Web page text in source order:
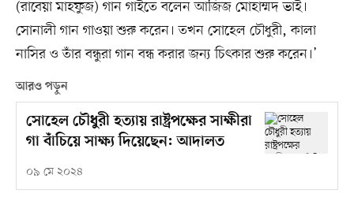
(রাবেয়া মাহফুজ) গান গাইতে বলেন আজিজ মোহাম্মদ ভাই।
সোনালী গান গাওয়া শুরু করেন। তখন সোহেল চৌধুরী, কালা
নাসির ও তাঁর বন্ধুরা গান বন্ধ করার জন্য চিৎকার শুরু করেন।’
আরও পড়ুন
সোহেল চৌধুরী হত্যায় রাষ্ট্রপক্ষের সাক্ষীরা
গা বাঁচিয়ে সাক্ষ্য দিয়েছেন: আদালত
০৯ মে ২০২৪